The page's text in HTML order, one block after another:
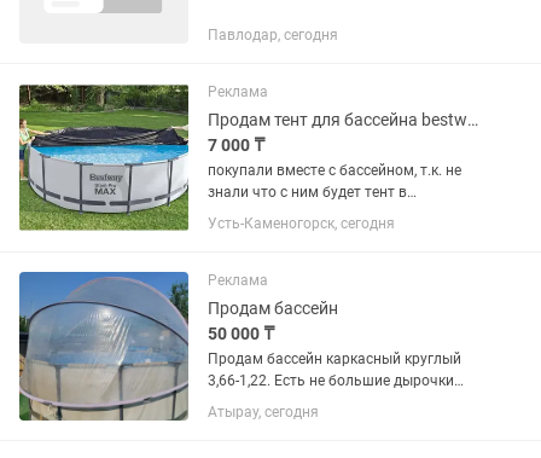
Павлодар, сегодня
Реклама
Продам тент для бассейна bestway круглый диаметр 366-396 см
7 000 ₸
покупали вместе с бассейном, т.к. не
знали что с ним будет тент в
комплекте, поэтому этот не вскрывали
и ни разу не использовали
Усть-Каменогорск, сегодня
Реклама
Продам бассейн
50 000 ₸
Продам бассейн каркасный круглый
3,66-1,22. Есть не большие дырочки
которые можно заклеить латками для
колес от машин. Вместе с бассейном
Атырау, сегодня